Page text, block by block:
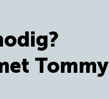
Tommy